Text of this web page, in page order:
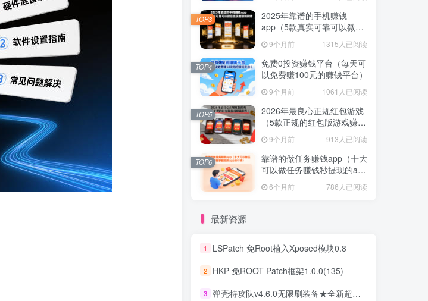
2025年靠谱的手机赚钱
app（5款真实可靠可以微信
9个月前 1315人已阅读
TOP3
免费0投资赚钱平台（每天可
以免费赚100元的赚钱平台）
9个月前 1061人已阅读
TOP4
2026年最良心正规红包游戏
（5款正规的红包版游戏赚钱
9个月前 913人已阅读
TOP5
靠谱的做任务赚钱app（十大
可以做任务赚钱秒提现的app
6个月前 786人已阅读
TOP6
最新资源
1 LSPatch 免Root植入Xposed模块0.8
2 HKP 免ROOT Patch框架1.0.0(135)
3 弹壳特攻队v4.6.0无限刷装备★全新超爽动作射击割草游戏
2025年靠谱的手机赚钱
app（5款真实可靠可以微信
提现的赚钱软件）
9个月前 1315人已阅读
TOP3
免费0投资赚钱平台（每天可
以免费赚100元的赚钱平台）
9个月前 1061人已阅读
TOP4
2026年最良心正规红包游戏
（5款正规的红包版游戏赚钱
软件）
9个月前 913人已阅读
TOP5
靠谱的做任务赚钱app（十大
可以做任务赚钱秒提现的app
排行榜）
6个月前 786人已阅读
TOP6
1 LSPatch 免Root植入Xposed模块0.8
2 HKP 免ROOT Patch框架1.0.0(135)
3 弹壳特攻队v4.6.0无限刷装备★全新超爽动作射击割草游戏